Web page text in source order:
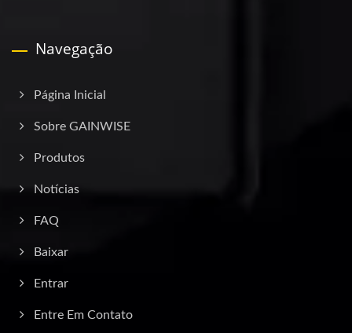
Navegação
Página Inicial
Sobre GAINWISE
Produtos
Notícias
FAQ
Baixar
Entrar
Entre Em Contato